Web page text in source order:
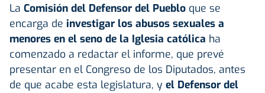
La Comisión del Defensor del Pueblo que se
encarga de investigar los abusos sexuales a
menores en el seno de la Iglesia católica ha
comenzado a redactar el informe, que prevé
presentar en el Congreso de los Diputados, antes
de que acabe esta legislatura, y el Defensor del